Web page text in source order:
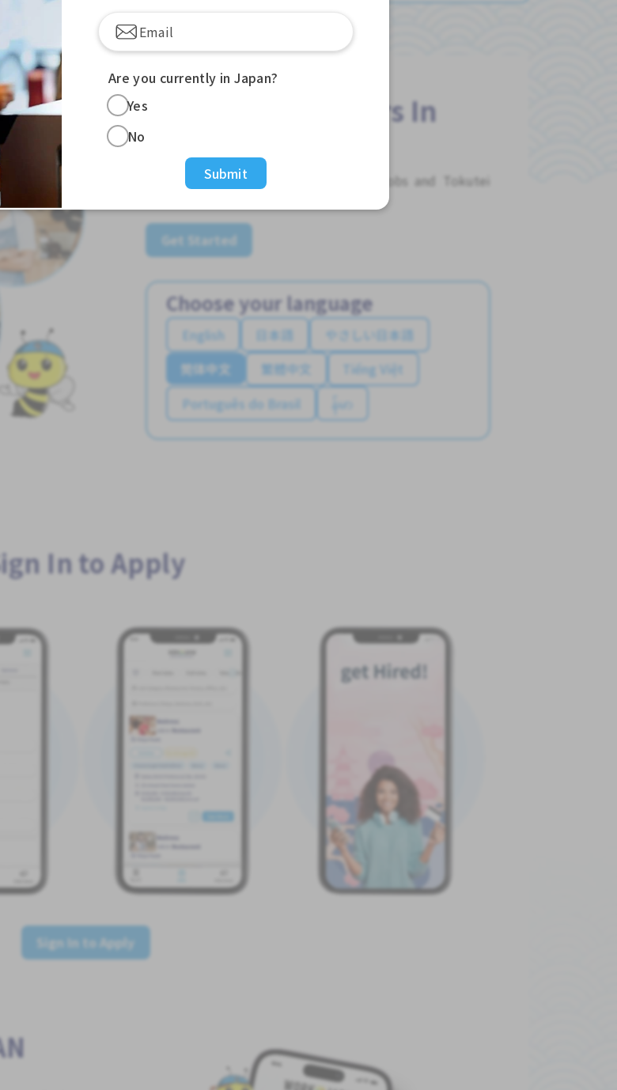
Jobs For Foreigners In
Japan
Apply for Part-Time Jobs, Full-Time Jobs and Tokutei
Get Started
Choose your language
English 日本語
やさしい日本語
简体中文
繁體中文
Tiếng Việt
Português do Brasil
န်မာ
In to Apply
Sign In to Apply
Are you currently in Japan?
Yes
No
Submit